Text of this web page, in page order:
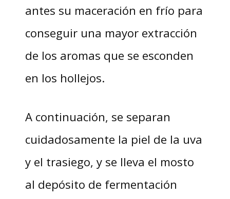
antes su maceración en frío para
conseguir una mayor extracción
de los aromas que se esconden
en los hollejos.
A continuación, se separan
cuidadosamente la piel de la uva
y el trasiego, y se lleva el mosto
al depósito de fermentación